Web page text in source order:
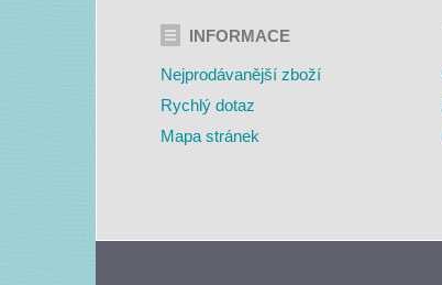
INFORMACE
Nejprodávanější zboží
Rychlý dotaz
Mapa stránek